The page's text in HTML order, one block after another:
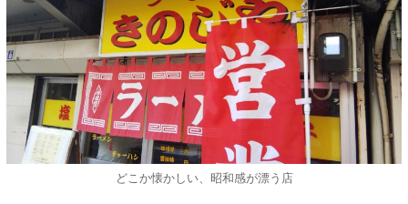
どこか懐かしい、昭和感が漂う店